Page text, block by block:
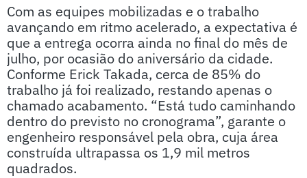
Com as equipes mobilizadas e o trabalho
avançando em ritmo acelerado, a expectativa é
que a entrega ocorra ainda no final do mês de
julho, por ocasião do aniversário da cidade.
Conforme Erick Takada, cerca de 85% do
trabalho já foi realizado, restando apenas o
chamado acabamento. “Está tudo caminhando
dentro do previsto no cronograma”, garante o
engenheiro responsável pela obra, cuja área
construída ultrapassa os 1,9 mil metros
quadrados.